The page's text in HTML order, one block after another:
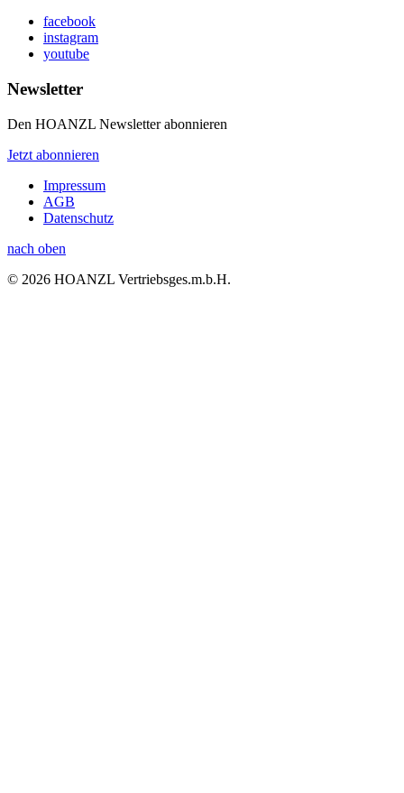
facebook
instagram
youtube
Newsletter
Den HOANZL Newsletter abonnieren
Jetzt abonnieren
Impressum
AGB
Datenschutz
nach oben
© 2026 HOANZL Vertriebsges.m.b.H.